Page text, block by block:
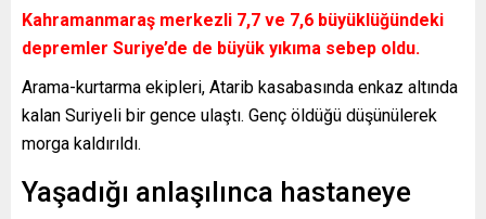
Kahramanmaraş merkezli 7,7 ve 7,6 büyüklüğündeki
depremler Suriye’de de büyük yıkıma sebep oldu.
Arama-kurtarma ekipleri, Atarib kasabasında enkaz altında
kalan Suriyeli bir gence ulaştı. Genç öldüğü düşünülerek
morga kaldırıldı.
Yaşadığı anlaşılınca hastaneye